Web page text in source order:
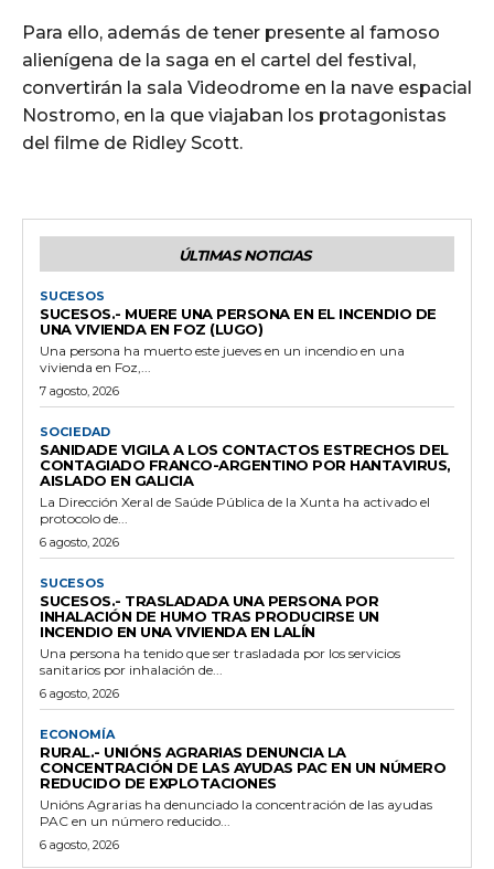
Para ello, además de tener presente al famoso
alienígena de la saga en el cartel del festival,
convertirán la sala Videodrome en la nave espacial
Nostromo, en la que viajaban los protagonistas
del filme de Ridley Scott.
ÚLTIMAS NOTICIAS
SUCESOS
SUCESOS.- MUERE UNA PERSONA EN EL INCENDIO DE
UNA VIVIENDA EN FOZ (LUGO)
Una persona ha muerto este jueves en un incendio en una
vivienda en Foz,...
7 agosto, 2026
SOCIEDAD
SANIDADE VIGILA A LOS CONTACTOS ESTRECHOS DEL
CONTAGIADO FRANCO-ARGENTINO POR HANTAVIRUS,
AISLADO EN GALICIA
La Dirección Xeral de Saúde Pública de la Xunta ha activado el
protocolo de...
6 agosto, 2026
SUCESOS
SUCESOS.- TRASLADADA UNA PERSONA POR
INHALACIÓN DE HUMO TRAS PRODUCIRSE UN
INCENDIO EN UNA VIVIENDA EN LALÍN
Una persona ha tenido que ser trasladada por los servicios
sanitarios por inhalación de...
6 agosto, 2026
ECONOMÍA
RURAL.- UNIÓNS AGRARIAS DENUNCIA LA
CONCENTRACIÓN DE LAS AYUDAS PAC EN UN NÚMERO
REDUCIDO DE EXPLOTACIONES
Unións Agrarias ha denunciado la concentración de las ayudas
PAC en un número reducido...
6 agosto, 2026